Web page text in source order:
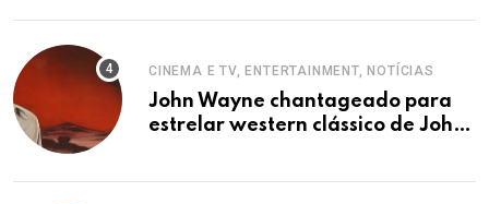
CINEMA E TV, ENTERTAINMENT, NOTÍCIAS
John Wayne chantageado para
estrelar western clássico de John